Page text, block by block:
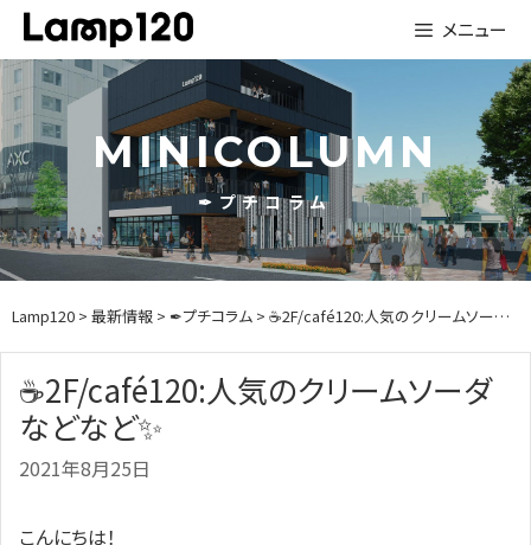
Skip
content
メニュー
MINICOLUMN
✒プチコラム
Lamp120 > 最新情報 > ✒プチコラム > ☕2F/café120:人気のクリームソーダなどなど✨
☕2F/café120:人気のクリームソーダ
などなど✨
2021年8月25日
こんにちは！